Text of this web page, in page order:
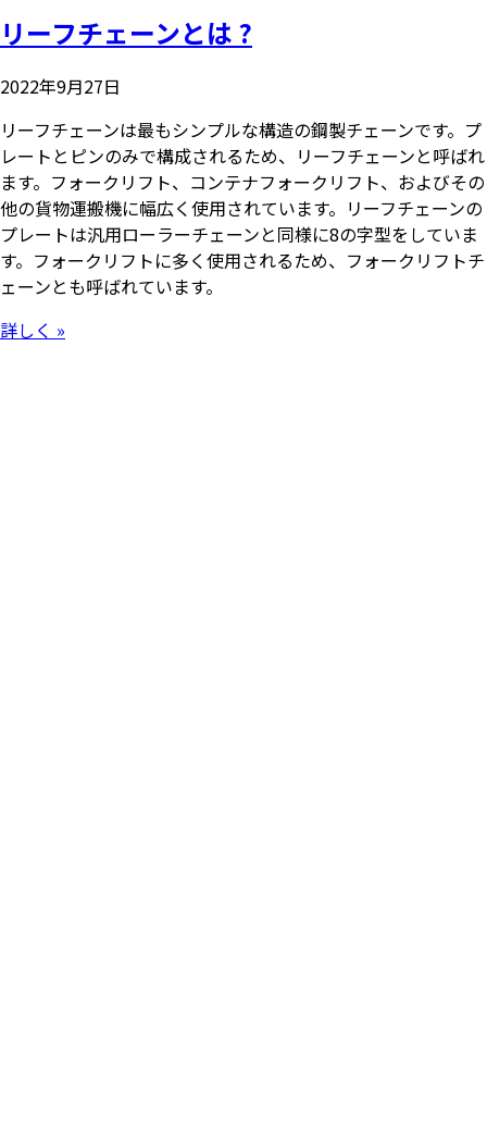
リーフチェーンとは ?
2022年9月27日
リーフチェーンは最もシンプルな構造の鋼製チェーンです。プ
レートとピンのみで構成されるため、リーフチェーンと呼ばれ
ます。フォークリフト、コンテナフォークリフト、およびその
他の貨物運搬機に幅広く使用されています。リーフチェーンの
プレートは汎用ローラーチェーンと同様に8の字型をしていま
す。フォークリフトに多く使用されるため、フォークリフトチ
ェーンとも呼ばれています。
詳しく »